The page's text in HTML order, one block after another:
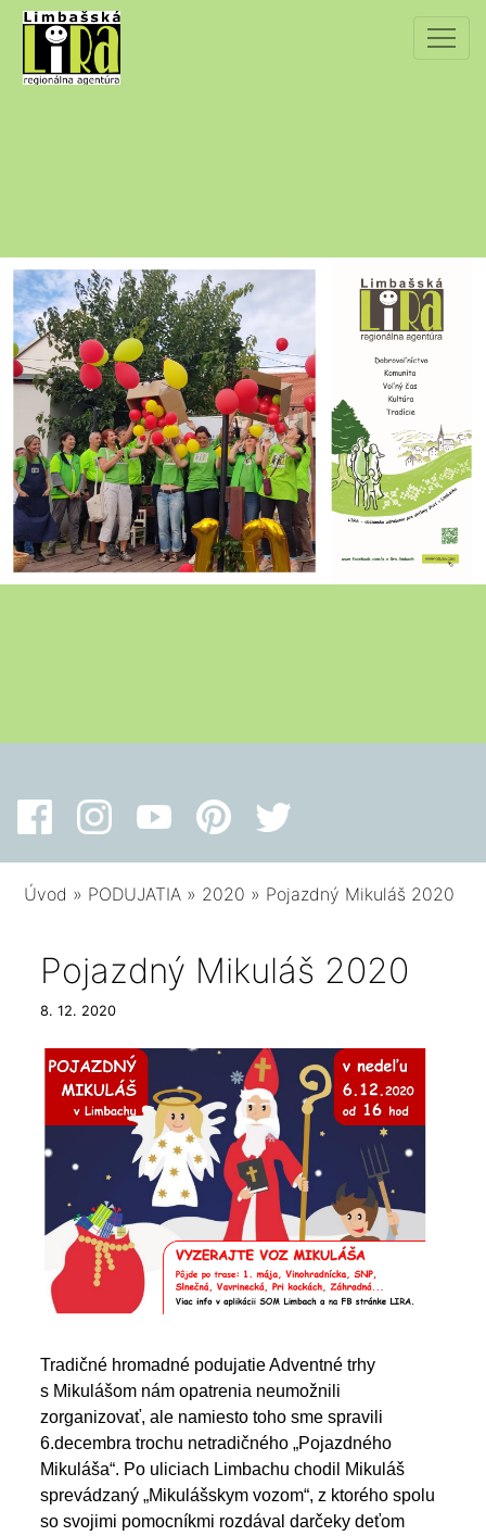
Úvod » PODUJATIA » 2020 » Pojazdný Mikuláš 2020
Pojazdný Mikuláš 2020
8. 12. 2020
Tradičné hromadné podujatie Adventné trhy
s Mikulášom nám opatrenia neumožnili
zorganizovať, ale namiesto toho sme spravili
6.decembra trochu netradičného„Pojazdného
Mikuláša“. Po uliciach Limbachu chodil Mikuláš
sprevádzaný „Mikulášskym vozom“, z ktorého spolu
so svojimi pomocníkmi rozdával darčeky deťom